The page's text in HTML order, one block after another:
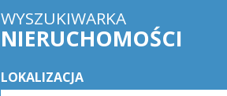
WYSZUKIWARKA
NIERUCHOMOŚCI
LOKALIZACJA